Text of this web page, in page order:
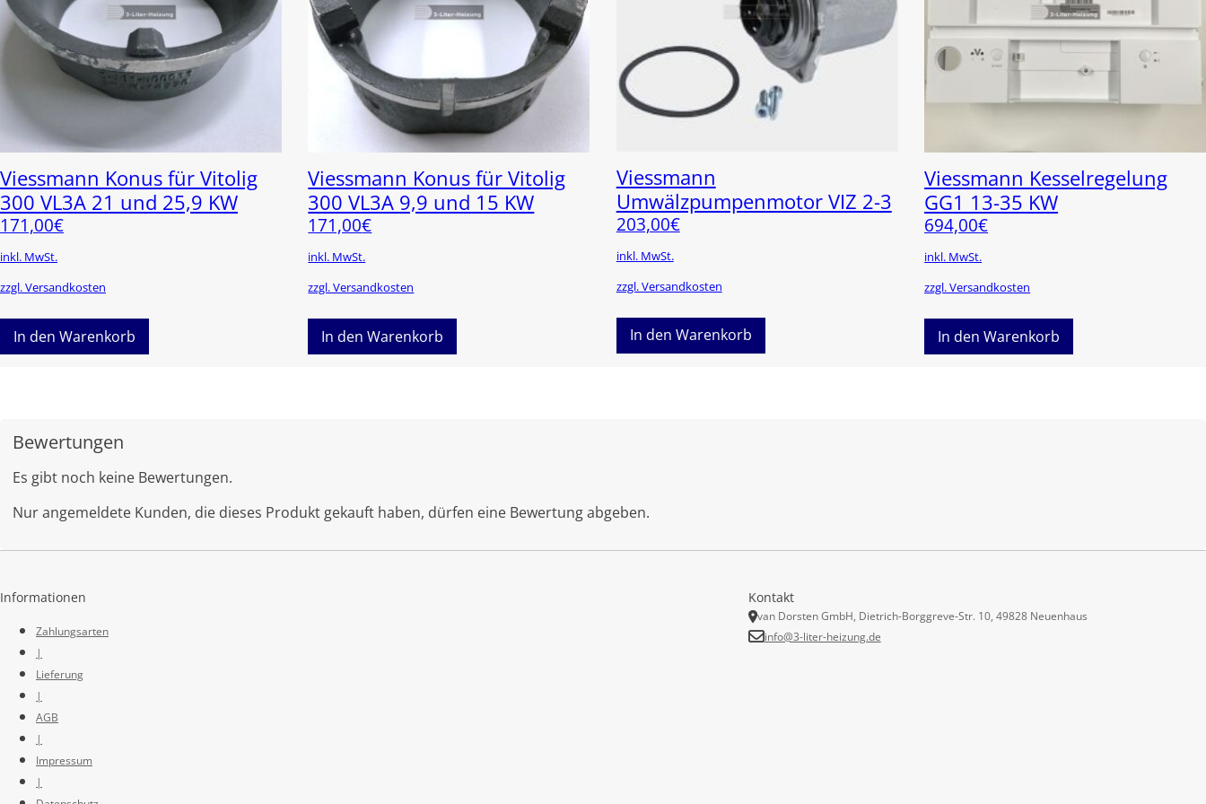
Viessmann Konus für Vitolig
300 VL3A 21 und 25,9 KW
171,00€
inkl. MwSt.
zzgl. Versandkosten
In den Warenkorb
Viessmann Konus für Vitolig
300 VL3A 9,9 und 15 KW
171,00€
inkl. MwSt.
zzgl. Versandkosten
In den Warenkorb
Viessmann
Umwälzpumpenmotor VIZ 2-3
203,00€
inkl. MwSt.
zzgl. Versandkosten
In den Warenkorb
Viessmann Kesselregelung
GG1 13-35 KW
694,00€
inkl. MwSt.
zzgl. Versandkosten
In den Warenkorb
Bewertungen
Es gibt noch keine Bewertungen.
Nur angemeldete Kunden, die dieses Produkt gekauft haben, dürfen eine Bewertung abgeben.
Informationen
Zahlungsarten
|
Lieferung
|
AGB
|
Impressum
|
Kontakt
van Dorsten GmbH, Dietrich-Borggreve-Str. 10, 49828 Neuenhaus
info@3-liter-heizung.de